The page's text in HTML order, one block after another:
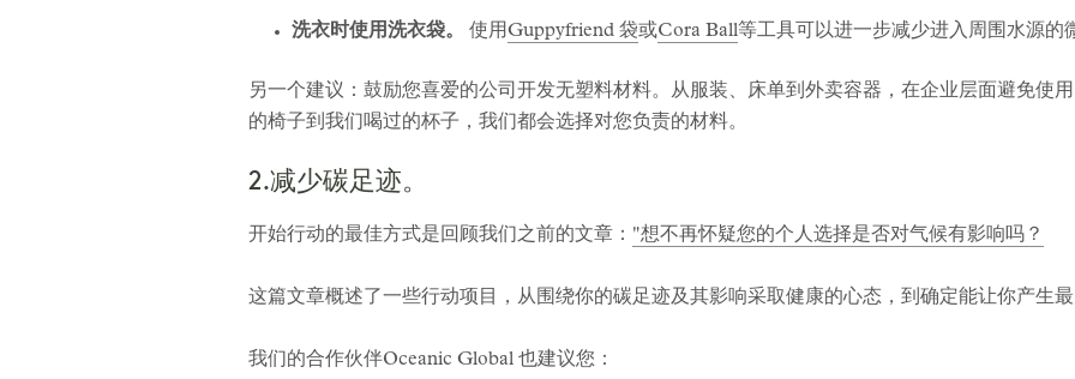
洗衣时使用洗衣袋。 使用Guppyfriend 袋或Cora Ball等工具可以进一步减少进入周围水源的
另一个建议：鼓励您喜爱的公司开发无塑料材料。从服装、床单到外卖容器，在企业层面避免使
的椅子到我们喝过的杯子，我们都会选择对您负责的材料。
2.减少碳足迹。
开始行动的最佳方式是回顾我们之前的文章： "想不再怀疑您的个人选择是否对气候有影响吗？
这篇文章概述了一些行动项目，从围绕你的碳足迹及其影响采取健康的心态，到确定能让你产生最
我们的合作伙伴Oceanic Global 也建议您：